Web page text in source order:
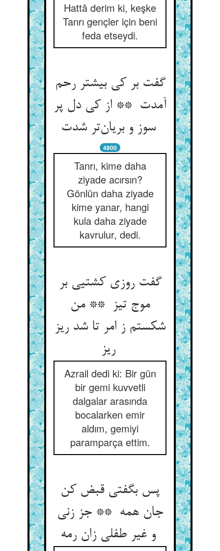
Hattâ derim ki, keşke
Tanrı gençler için beni
feda etseydi.
گفت بر کی بیشتر رحم
آمدت ** از کی دل پر
سوز و بریان‌تر شدت
4800
Tanrı, kime daha
ziyade acırsın?
Gönlün daha ziyade
kime yanar, hangi
kula daha ziyade
kavrulur, dedi.
گفت روزی کشتیی بر
موج تیز ** من
شکستم ز امر تا شد ریز
ریز
Azrail dedi ki: Bir gün
bir gemi kuvvetli
dalgalar arasında
bocalarken emir
aldım, gemiyi
paramparça ettim.
پس بگفتی قبض کن
جان همه ** جز زنی
و غیر طفلی زان رمه